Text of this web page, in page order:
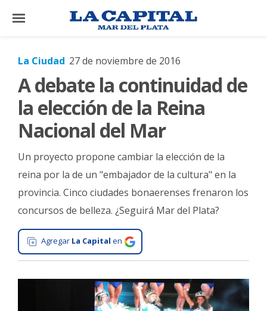
×
El
País
El
Mundo
La
Zona
Cultura
Tecnología
Gastronomía
Salud
La Ciudad 27 de noviembre de 2016
A debate la continuidad de
la elección de la Reina
Nacional del Mar
Un proyecto propone cambiar la elección de la
reina por la de un "embajador de la cultura" en la
provincia. Cinco ciudades bonaerenses frenaron los
concursos de belleza. ¿Seguirá Mar del Plata?
Agregar La Capital en